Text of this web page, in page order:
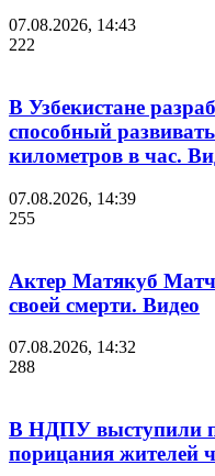
07.08.2026, 14:43
222
В Узбекистане
способный
километров в час.
07.08.2026, 14:39
255
Актер Матякуб
своей смерти. Видео
07.08.2026, 14:32
288
В НДПУ выступили
порицания жителей